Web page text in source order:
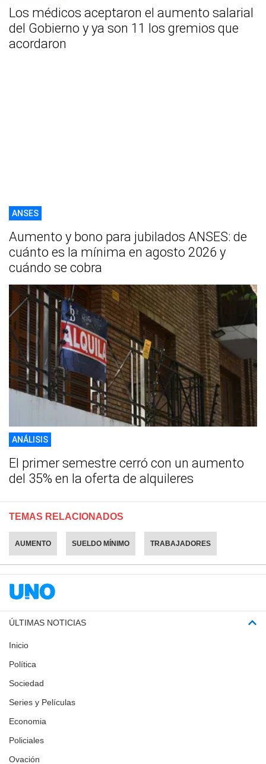
Los médicos aceptaron el aumento salarial
del Gobierno y ya son 11 los gremios que
acordaron
ANSES
Aumento y bono para jubilados ANSES: de
cuánto es la mínima en agosto 2026 y
cuándo se cobra
ANÁLISIS
El primer semestre cerró con un aumento
del 35% en la oferta de alquileres
TEMAS RELACIONADOS
AUMENTO SUELDO MÍNIMO TRABAJADORES
ÚLTIMAS NOTICIAS
Inicio
Política
Sociedad
Series y Películas
Economia
Policiales
Ovación